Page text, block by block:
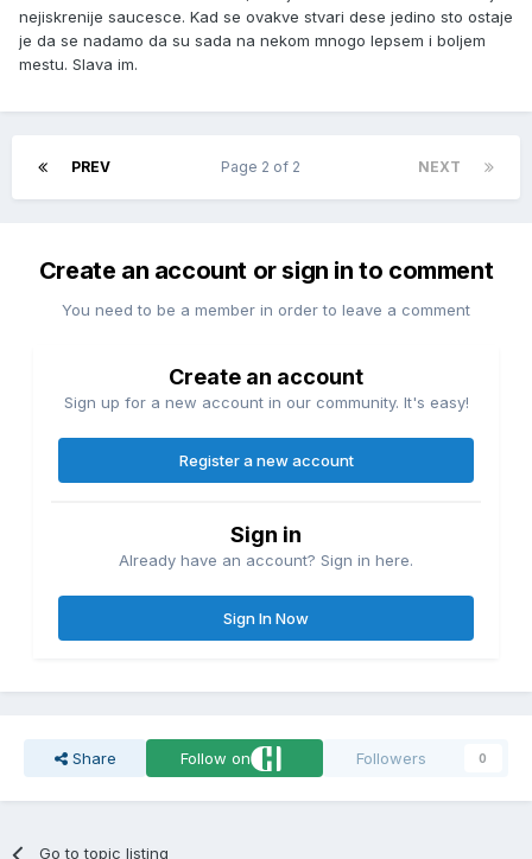
nejiskrenije saucesce. Kad se ovakve stvari dese jedino sto ostaje
je da se nadamo da su sada na nekom mnogo lepsem i boljem
mestu. Slava im.
PREV NEXT
Page 2 of 2
Create an account or sign in to comment
You need to be a member in order to leave a comment
Create an account
Sign up for a new account in our community. It's easy!
Register a new account
Sign in
Already have an account? Sign in here.
Sign In Now
Share Follow on Followers 0
Go to topic listing